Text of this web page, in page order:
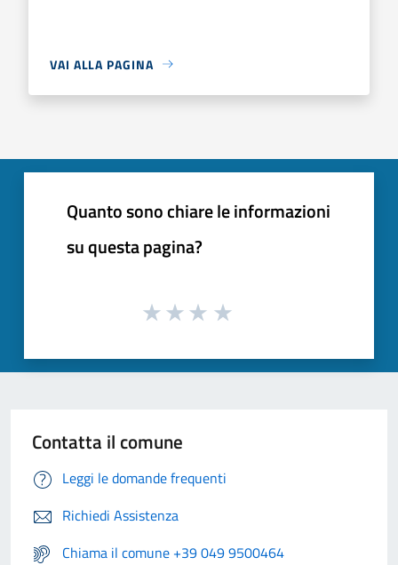
VAI ALLA PAGINA
Quanto sono chiare le informazioni
su questa pagina?
Contatta il comune
Leggi le domande frequenti
Richiedi Assistenza
Chiama il comune +39 049 9500464